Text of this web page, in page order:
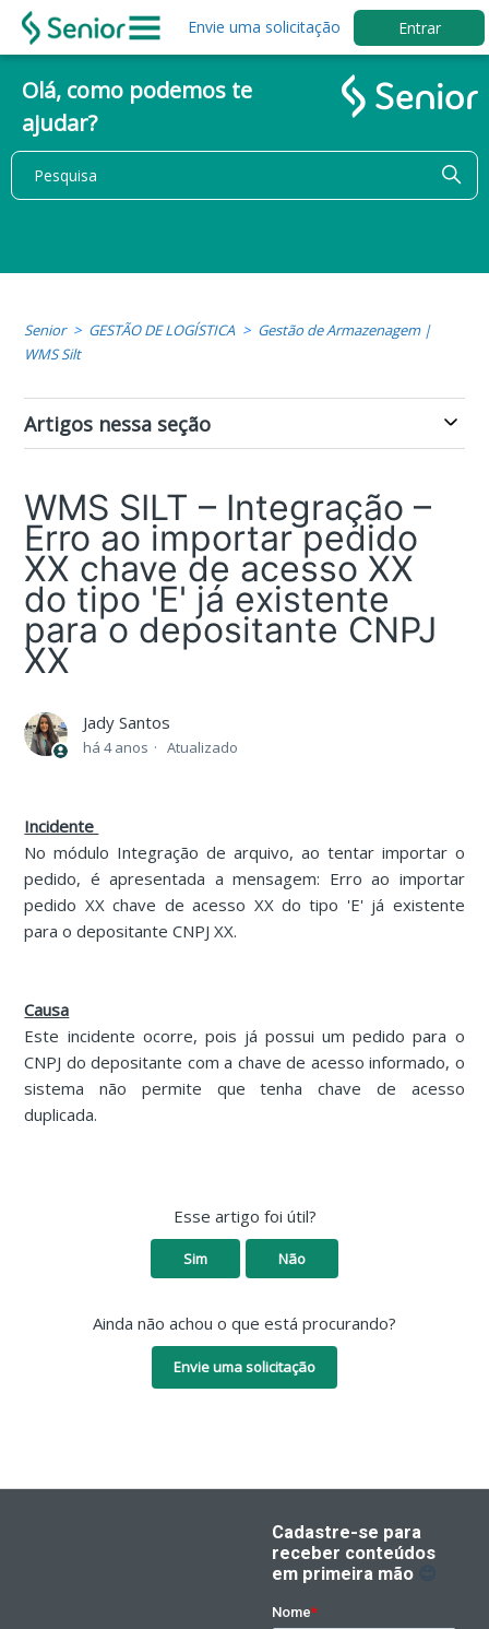
Envie uma solicitação Entrar
Olá, como podemos te
ajudar?
Senior GESTÃO DE LOGÍSTICA
Gestão de Armazenagem |
WMS Silt
Artigos nessa seção
WMS SILT – Integração –
Erro ao importar pedido
XX chave de acesso XX
do tipo 'E' já existente
para o depositante CNPJ
XX
Jady Santos
há 4 anos Atualizado
Incidente
No módulo Integração de arquivo, ao tentar importar o
pedido, é apresentada a mensagem: Erro ao importar
pedido XX chave de acesso XX do tipo 'E' já existente
para o depositante CNPJ XX.
Causa
Este incidente ocorre, pois já possui um pedido para o
CNPJ do depositante com a chave de acesso informado, o
sistema não permite que tenha chave de acesso
duplicada.
Esse artigo foi útil?
Sim Não
Ainda não achou o que está procurando?
Envie uma solicitação